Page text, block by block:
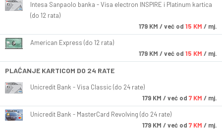
Intesa Sanpaolo banka - Visa electron INSPIRE i Platinum kartica
(do 12 rata)
179 KM / već od 15 KM / mj.
American Express (do 12 rata)
179 KM / već od 15 KM / mj.
PLAĆANJE KARTICOM DO 24 RATE
Unicredit Bank - Visa Classic (do 24 rate)
179 KM / već od 7 KM / mj.
Unicredit Bank - MasterCard Revolving (do 24 rate)
179 KM / već od 7 KM / mj.